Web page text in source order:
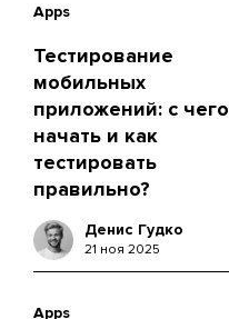
Apps
Тестирование
мобильных
приложений: с чего
начать и как
тестировать
правильно?
Денис Гудко
21 ноя 2025
Apps